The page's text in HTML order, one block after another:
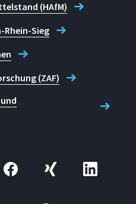
(HAfM)
Rhein-Sieg
(ZAF)